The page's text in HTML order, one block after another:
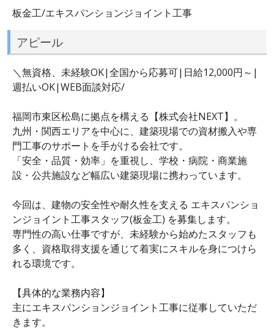
板金工/エキスパンションジョイント工事
アピール
＼無資格、未経験OK|全国から応募可|日給12,000円～|
週払いOK|WEB面談対応/
福岡市東区松島に拠点を構える【株式会社NEXT】。
九州・関西エリアを中心に、建築現場での資材搬入や専
門工事のサポートを手がける会社です。
「安全・品質・効率」を重視し、学校・病院・商業施
設・公共施設など幅広い建築現場に携わっています。
今回は、建物の安全性や耐久性を支える エキスパンショ
ンジョイント工事スタッフ(板金工) を募集します。
専門性の高い仕事ですが、未経験から始めたスタッフも
多く、資格取得支援を通じて着実にスキルを身につけら
れる環境です。
【具体的な業務内容】
主にエキスパンションジョイント工事に従事していただ
きます。